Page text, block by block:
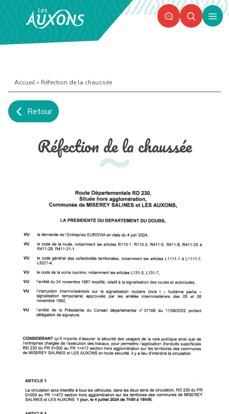
Accueil» Réfection de la chaussée
Retour
Réfection de la chaussée
Panneau de gestion des cookies